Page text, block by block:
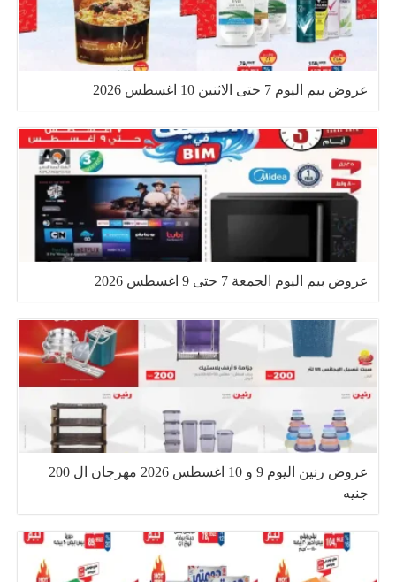
عروض بيم اليوم 7 حتى الاثنين 10 اغسطس 2026
عروض بيم اليوم الجمعة 7 حتى 9 اغسطس 2026
عروض رنين اليوم 9 و 10 اغسطس 2026 مهرجان ال 200
جنيه